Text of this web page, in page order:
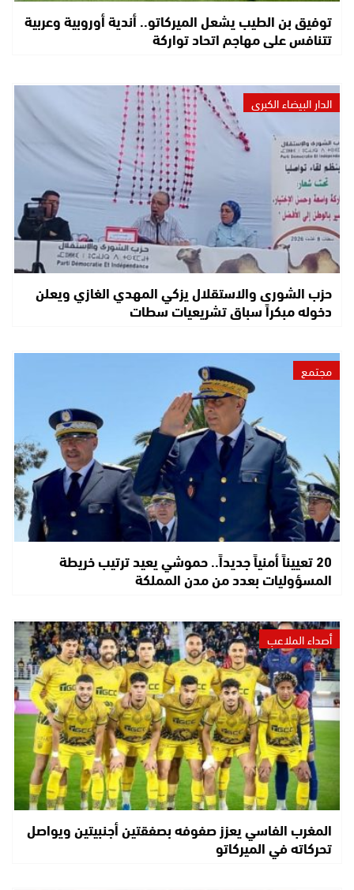
توفيق بن الطيب يشعل الميركاتو.. أندية أوروبية وعربية
تتنافس على مهاجم اتحاد تواركة
الدار البيضاء الكبرى
حزب الشورى والاستقلال يزكي المهدي الغازي ويعلن
دخوله مبكراً سباق تشريعيات سطات
مجتمع
20 تعييناً أمنياً جديداً.. حموشي يعيد ترتيب خريطة
المسؤوليات بعدد من مدن المملكة
أصداء الملاعب
المغرب الفاسي يعزز صفوفه بصفقتين أجنبيتين ويواصل
تحركاته في الميركاتو